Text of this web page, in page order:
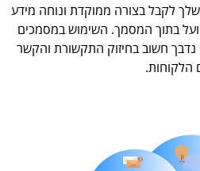
לקבל בצורה ממוקדת ונוחה מידע
בתוך המסמך. השימוש במסמכים
נדבך חשוב בחיזוק התקשורת והקשר
הלקוחות.